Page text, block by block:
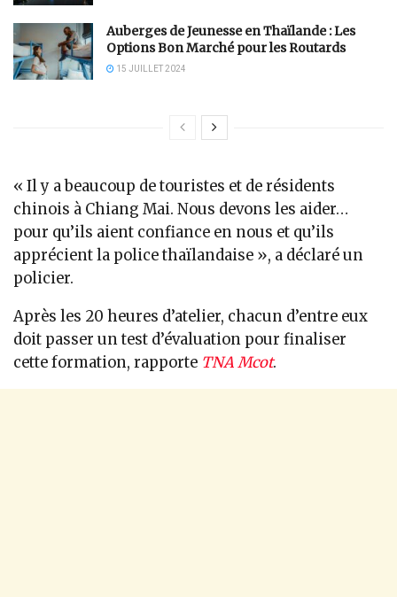
Auberges de Jeunesse en Thaïlande : Les
Options Bon Marché pour les Routards
15 JUILLET 2024
« Il y a beaucoup de touristes et de résidents
chinois à Chiang Mai. Nous devons les aider…
pour qu’ils aient confiance en nous et qu’ils
apprécient la police thaïlandaise », a déclaré un
policier.
Après les 20 heures d’atelier, chacun d’entre eux
doit passer un test d’évaluation pour finaliser
cette formation, rapporte TNA Mcot.